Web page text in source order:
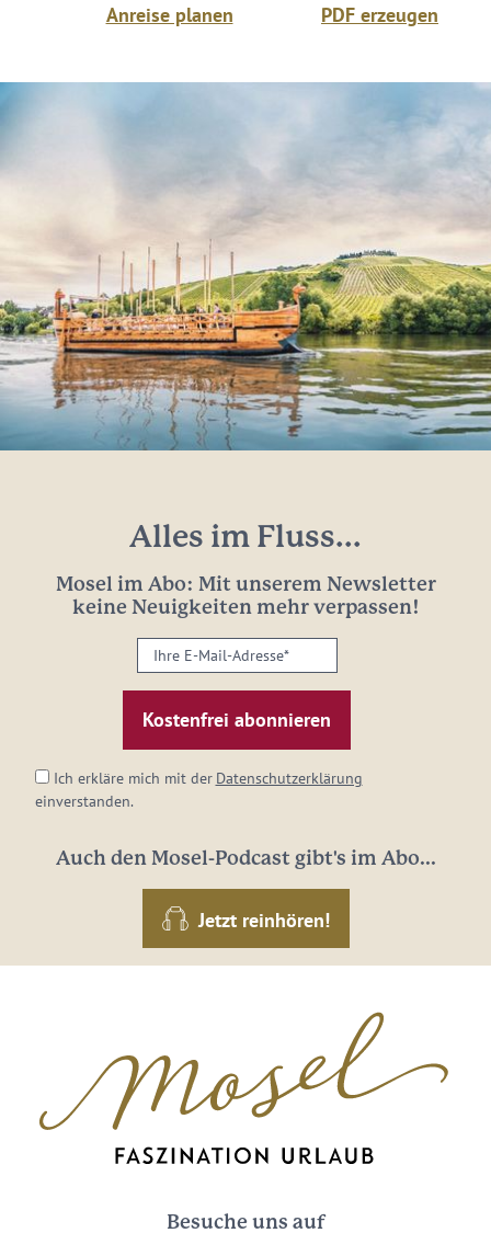
Anreise planen PDF erzeugen
Alles im Fluss...
Mosel im Abo: Mit unserem Newsletter
keine Neuigkeiten mehr verpassen!
Ihre
E-
Mail-
Adresse:
Ich erkläre mich mit der Datenschutzerklärung
einverstanden.
Auch den Mosel-Podcast gibt's im Abo...
Jetzt reinhören!
Besuche uns auf